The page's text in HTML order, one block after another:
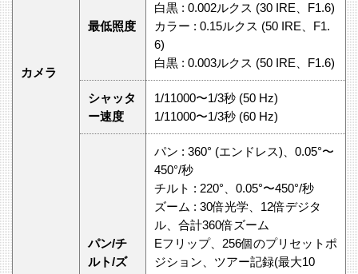
カメラ
最低照度
白黒 : 0.002ルクス (30 IRE、F1.6)
カラー : 0.15ルクス (50 IRE、F1.
6)
白黒 : 0.003ルクス (50 IRE、F1.6)
シャッタ
ー速度
1/11000〜1/3秒 (50 Hz)
1/11000〜1/3秒 (60 Hz)
パン/チ
ルト/ズ
パン : 360° (エンドレス)、0.05°〜
450°/秒
チルト : 220°、0.05°〜450°/秒
ズーム : 30倍光学、12倍デジタ
ル、合計360倍ズーム
Eフリップ、256個のプリセットポ
ジション、ツアー記録(最大10